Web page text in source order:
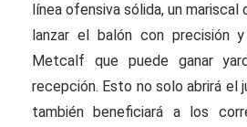
línea ofensiva sólida, un mariscal
lanzar el balón con precisión
Metcalf que puede ganar
recepción. Esto no solo abrirá el
también beneficiará a los